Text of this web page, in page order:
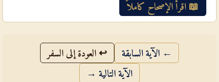
📖 اقرأ الإصحاح كاملاً
← الآية السابقة
↩ العودة إلى السفر
الآية التالية →